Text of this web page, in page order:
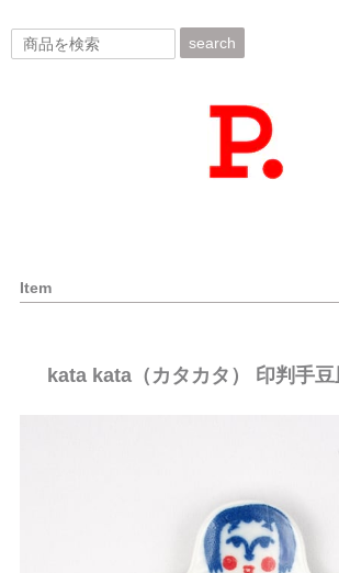
search
Item
kata kata（カタカタ） 印判手